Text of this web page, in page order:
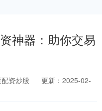
神器：助你交易
资炒股
更新：2025-02-